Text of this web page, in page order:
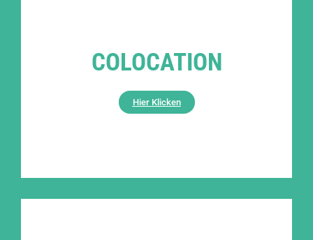
COLOCATION
Hier Klicken